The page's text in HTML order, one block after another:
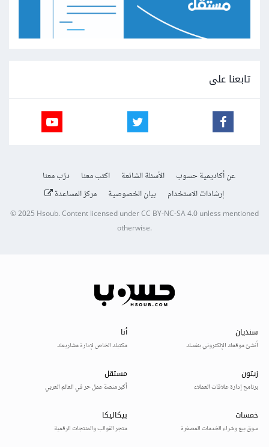
تابعنا على
عن أكاديمية حسوب الأسئلة الشائعة اكتب معنا
درّب معنا
إرشادات الاستخدام
بيان الخصوصية مركز المساعدة
© 2025Hsoub.Content licensed underCC BY-NC-SA 4.0unless mentioned
otherwise.